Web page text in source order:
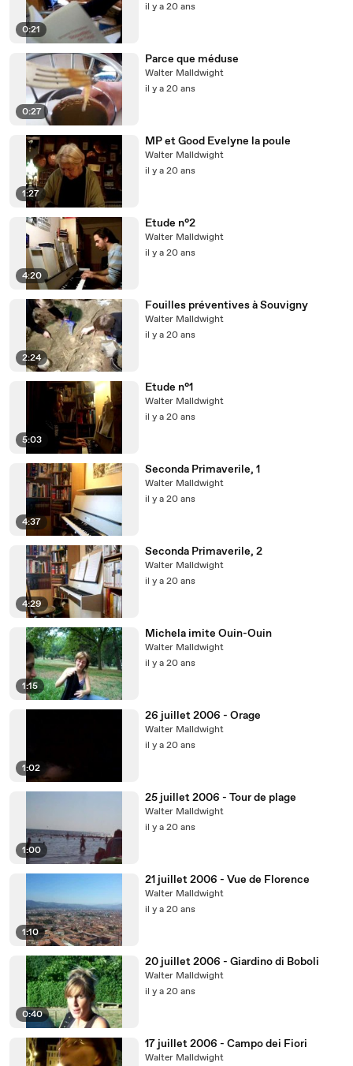
0:21
il y a 20 ans
0:27
Parce que méduse
Walter Malldwight
il y a 20 ans
1:27
MP et Good Evelyne la poule
Walter Malldwight
il y a 20 ans
4:20
Etude n°2
Walter Malldwight
il y a 20 ans
2:24
Fouilles préventives à Souvigny
Walter Malldwight
il y a 20 ans
5:03
Etude n°1
Walter Malldwight
il y a 20 ans
4:37
Seconda Primaverile, 1
Walter Malldwight
il y a 20 ans
4:29
Seconda Primaverile, 2
Walter Malldwight
il y a 20 ans
1:15
Michela imite Ouin-Ouin
Walter Malldwight
il y a 20 ans
1:02
26 juillet 2006 - Orage
Walter Malldwight
il y a 20 ans
1:00
25 juillet 2006 - Tour de plage
Walter Malldwight
il y a 20 ans
1:10
21 juillet 2006 - Vue de Florence
Walter Malldwight
il y a 20 ans
0:40
20 juillet 2006 - Giardino di Boboli
Walter Malldwight
il y a 20 ans
17 juillet 2006 - Campo dei Fiori
Walter Malldwight